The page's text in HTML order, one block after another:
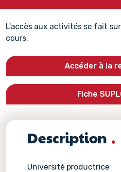
L'accès aux activités se fait
cours.
Accéder à la
Fiche
Description
Université productrice